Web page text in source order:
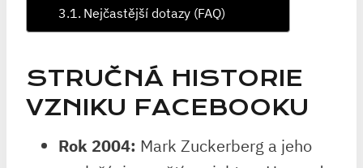
Nejčastější dotazy (FAQ)
STRUČNÁ HISTORIE
VZNIKU FACEBOOKU
Rok 2004: Mark Zuckerberg a jeho